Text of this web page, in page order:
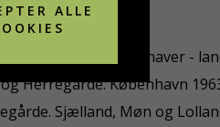
Bygninger - haver -
Herregårde. København
Sjælland, Møn og
ALLE